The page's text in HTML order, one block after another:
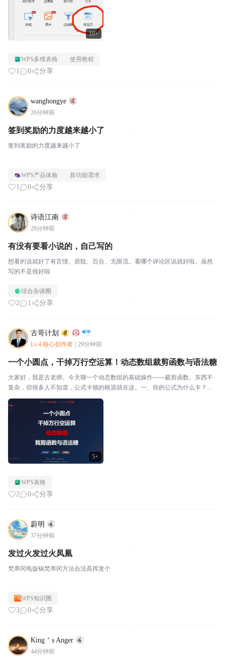
10+
WPS多维表格 使用教程
1 0 分享
wanghongye
26分钟前
签到奖励的力度越来越小了
签到奖励的力度越来越小了
WPS产品体验 新功能需求
1 0 分享
诗语江南
28分钟前
有没有要看小说的，自己写的
想看的说就好了有言情、原耽、百合、无限流。看哪个评论区说就好啦。虽然
写的不是很好啦
综合杂谈圈
2 1 分享
古哥计划
Lv.4 核心创作者 29分钟前
5+
一个小圆点，干掉万行空运算！动态数组裁剪函数与语法糖
大家好，我是古老师。今天聊一个动态数组的基础操作——裁剪函数。东西不
复杂，但很多人不知道，公式卡顿的根源就在这。一、你的公式为什么卡？你
写了个公式，引用 B:B 整列。表格里有效数据就8行。但 SUM(B:B) 会把整列1
04.8576万行全部跑一遍。8行...
WPS表格
2 0 分享
蔚明
37分钟前
发过火发过火凤凰
梵蒂冈电饭锅梵蒂冈方法合法高挥发个
WPS知识圈
3 0 分享
King＇s Anger
44分钟前